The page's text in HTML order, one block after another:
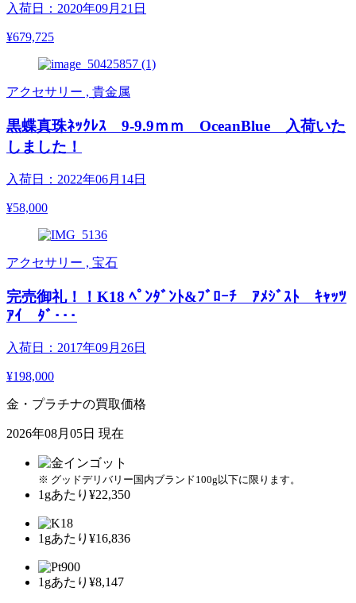
入荷日：2020年09月21日
¥679,725
アクセサリー , 貴金属
黒蝶真珠ﾈｯｸﾚｽ 9-9.9ｍｍ OceanBlue 入荷いた
しました！
入荷日：2022年06月14日
¥58,000
アクセサリー , 宝石
完売御礼！！K18 ﾍﾟﾝﾀﾞﾝﾄ&ﾌﾞﾛｰﾁ ｱﾒｼﾞｽﾄ ｷｬｯﾂ
ｱｲ ﾀﾞ･･･
入荷日：2017年09月26日
¥198,000
金・プラチナの買取価格
2026年08月05日 現在
※ グッドデリバリー国内ブランド100g以下に限ります。
1gあたり ¥22,350
1gあたり ¥16,836
1gあたり ¥8,147